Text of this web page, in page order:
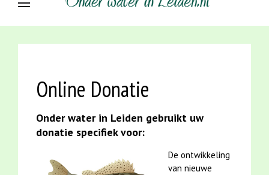
Online Donatie
Onder water in Leiden gebruikt uw
donatie specifiek voor:
De ontwikkeling
van nieuwe